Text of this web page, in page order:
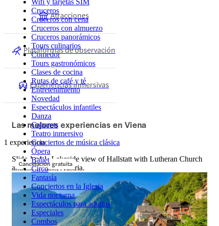
Wifi y tarjetas SIM
Cruceros
Cruceros con cena
Cruceros con almuerzo
Cruceros panorámicos
Tours culinarios
Comedor
Tours gastronómicos
Clases de cocina
Rutas de café y té
Entretenimiento
Novedad
Espectáculos infantiles
Danza
Cabarets
Teatro inmersivo
Conciertos de música clásica
Ópera
Ballet
Circo
Fantasía
Conciertos en la Iglesia
Vida nocturna
Espectáculos para adultos
Especiales
Combos
Atracciones
Plataformas de observación
Experiencias inmersivas
Las mejores experiencias en Viena
1 experiencia
Cancelación gratuita
Slide 1 of 1, Lakeside view of Hallstatt with Lutheran Church
and mountains, Austria.